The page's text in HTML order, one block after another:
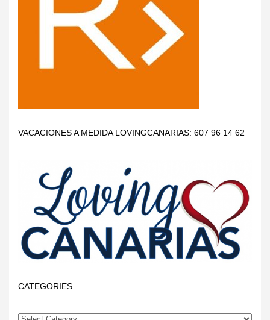
VACACIONES A MEDIDA LOVINGCANARIAS: 607 96 14 62
CATEGORIES